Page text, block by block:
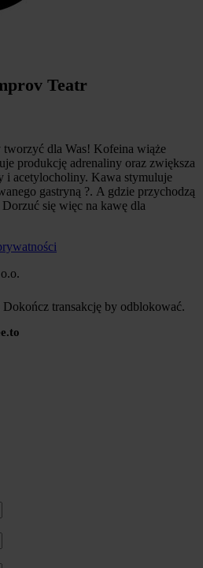
Teatr
dla Was! Kofeina wiąże
produkcję adrenaliny oraz zwiększa
i acetylocholiny. Kawa stymuluje
gastryną ?. A gdzie przychodzą
się więc na kawę dla
transakcję by odblokować.